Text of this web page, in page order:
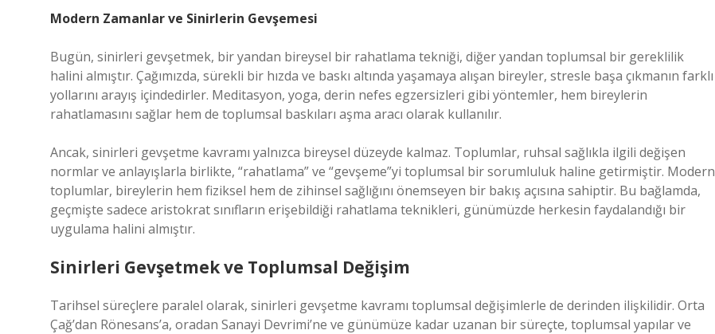
Modern Zamanlar ve Sinirlerin Gevşemesi
Bugün, sinirleri gevşetmek, bir yandan bireysel bir rahatlama tekniği, diğer yandan toplumsal bir gereklilik
halini almıştır. Çağımızda, sürekli bir hızda ve baskı altında yaşamaya alışan bireyler, stresle başa çıkmanın farklı
yollarını arayış içindedirler. Meditasyon, yoga, derin nefes egzersizleri gibi yöntemler, hem bireylerin
rahatlamasını sağlar hem de toplumsal baskıları aşma aracı olarak kullanılır.
Ancak, sinirleri gevşetme kavramı yalnızca bireysel düzeyde kalmaz. Toplumlar, ruhsal sağlıkla ilgili değişen
normlar ve anlayışlarla birlikte, “rahatlama” ve “gevşeme”yi toplumsal bir sorumluluk haline getirmiştir. Modern
toplumlar, bireylerin hem fiziksel hem de zihinsel sağlığını önemseyen bir bakış açısına sahiptir. Bu bağlamda,
geçmişte sadece aristokrat sınıfların erişebildiği rahatlama teknikleri, günümüzde herkesin faydalandığı bir
uygulama halini almıştır.
Sinirleri Gevşetmek ve Toplumsal Değişim
Tarihsel süreçlere paralel olarak, sinirleri gevşetme kavramı toplumsal değişimlerle de derinden ilişkilidir. Orta
Çağ’dan Rönesans’a, oradan Sanayi Devrimi’ne ve günümüze kadar uzanan bir süreçte, toplumsal yapılar ve